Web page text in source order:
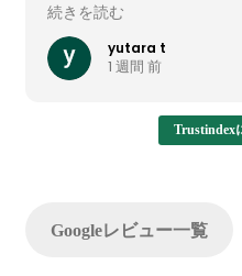
ったです。
続きを読む
yutara t
1 週間 前
Trustindex
Googleレビュー一覧